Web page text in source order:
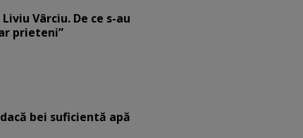
Vârciu. De ce s-au
prieteni”
bei suficientă apă